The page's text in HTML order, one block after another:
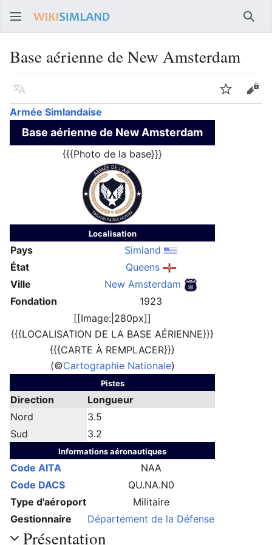
Base aérienne de New Amsterdam
Langue Suivre
Armée Simlandaise
Base aérienne de New Amsterdam
{{{Photo de la base}}}
Localisation
Pays
Simland
État
Queens
Ville
New Amsterdam
Fondation
1923
[[Image:|280px]]
{{{LOCALISATION DE LA BASE AÉRIENNE}}}
{{{CARTE À REMPLACER}}}
(©Cartographie Nationale)
Pistes
Direction
Longueur
Nord
3.5
Sud
3.2
Informations aéronautiques
Code AITA
NAA
Code DACS
QU.NA.N0
Type d'aéroport
Militaire
Gestionnaire
Département de la Défense
Présentation